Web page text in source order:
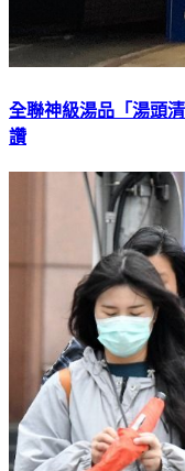
全聯神級湯品「湯頭
讚